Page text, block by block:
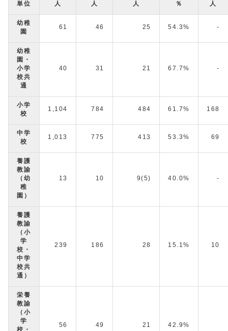
単位 人 人 人 ％ 人
幼稚
園
61 46 25 54.3% -
幼稚
園・
小学
校共
通
40 31 21 67.7% -
小学
校
1,104 784 484 61.7% 168
中学
校
1,013 775 413 53.3% 69
養護
教諭
（幼
稚
園）
13 10 9(5) 40.0% -
養護
教諭
（小
学
校・
中学
校共
通）
239 186 28 15.1% 10
栄養
教諭
（小
学
校・
56 49 21 42.9%